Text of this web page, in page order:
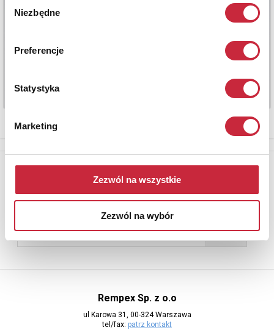
zgody
Niezbędne
Preferencje
Statystyka
Marketing
Zezwól na wszystkie
Zezwól na wybór
Newsletter
Aby otrzymywać informacje o nowych aukcjach, prosimy podać
adres e-mail
Rempex Sp. z o.o
ul Karowa 31, 00-324 Warszawa
tel/fax: patrz kontakt